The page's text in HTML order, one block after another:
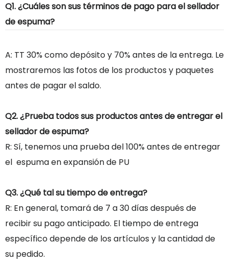
Q1. ¿Cuáles son sus términos de pago para el sellador
de espuma?
A: TT 30% como depósito y 70% antes de la entrega. Le
mostraremos las fotos de los productos y paquetes
antes de pagar el saldo.
Q2. ¿Prueba todos sus productos antes de entregar el
sellador de espuma?
R: Sí, tenemos una prueba del 100% antes de entregar
el espuma en expansión de PU
Q3. ¿Qué tal su tiempo de entrega?
R: En general, tomará de 7 a 30 días después de
recibir su pago anticipado. El tiempo de entrega
específico depende de los artículos y la cantidad de
su pedido.